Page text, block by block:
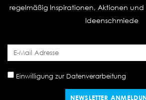
regelmäßig Inspirationen, Aktionen
Ideenschmiede
Einwilligung zur Datenverarbeitung
NEWSLETTER